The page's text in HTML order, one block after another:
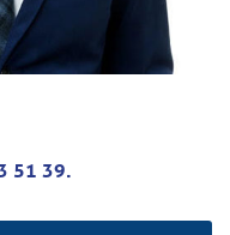
51 39.